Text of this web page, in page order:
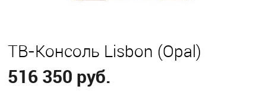
ТВ-Консоль Lisbon (Opal)
516 350 руб.